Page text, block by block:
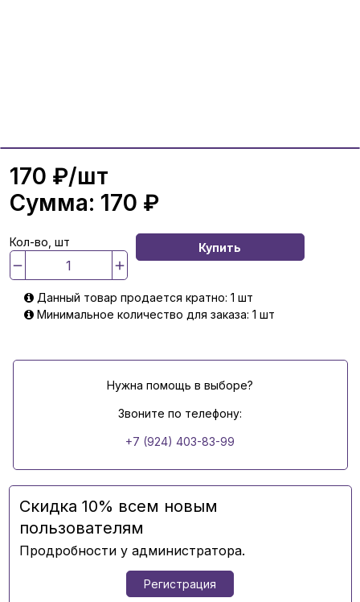
170 ₽/шт
Сумма: 170 ₽
Кол-во, шт Купить
Данный товар продается кратно: 1 шт
Минимальное количество для заказа: 1 шт
Нужна помощь в выборе?
Звоните по телефону:
+7 (924) 403-83-99
Скидка 10% всем новым
пользователям
Продробности у администратора.
Регистрация